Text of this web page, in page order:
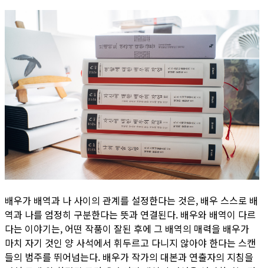
배우가 배역과 나 사이의 관계를 설정한다는 것은, 배우 스스로 배
역과 나를 엄정히 구분한다는 뜻과 연결된다. 배우와 배역이 다르
다는 이야기는, 어떤 작품이 잘된 후에 그 배역의 매력을 배우가
마치 자기 것인 양 사석에서 휘두르고 다니지 않아야 한다는 스캔
들의 범주를 뛰어넘는다. 배우가 작가의 대본과 연출자의 지침을